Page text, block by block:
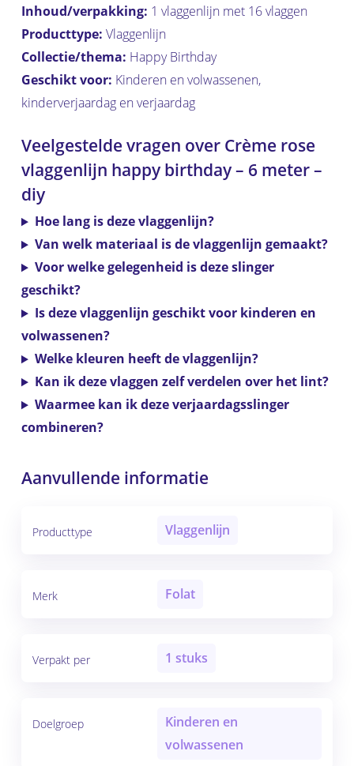
Inhoud/verpakking: 1 vlaggenlijn met 16 vlaggen
Producttype: Vlaggenlijn
Collectie/thema: Happy Birthday
Geschikt voor: Kinderen en volwassenen,
kinderverjaardag en verjaardag
Veelgestelde vragen over Crème rose
vlaggenlijn happy birthday – 6 meter –
diy
Hoe lang is deze vlaggenlijn?
Van welk materiaal is de vlaggenlijn gemaakt?
Voor welke gelegenheid is deze slinger
geschikt?
Is deze vlaggenlijn geschikt voor kinderen en
volwassenen?
Welke kleuren heeft de vlaggenlijn?
Kan ik deze vlaggen zelf verdelen over het lint?
Waarmee kan ik deze verjaardagsslinger
combineren?
Aanvullende informatie
Producttype Vlaggenlijn
Merk Folat
Verpakt per 1 stuks
Doelgroep
Kinderen en
volwassenen